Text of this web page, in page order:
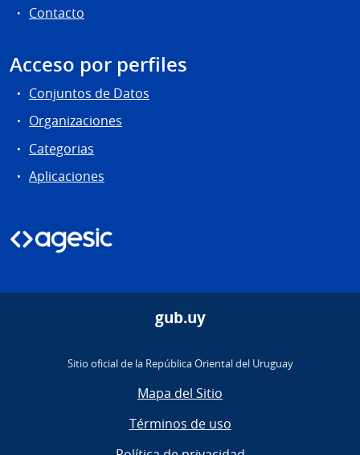
Contacto
Acceso por perfiles
Conjuntos de Datos
Organizaciones
Categorias
Aplicaciones
gub.uy
Sitio oficial de la República Oriental del Uruguay
Mapa del Sitio
Términos de uso